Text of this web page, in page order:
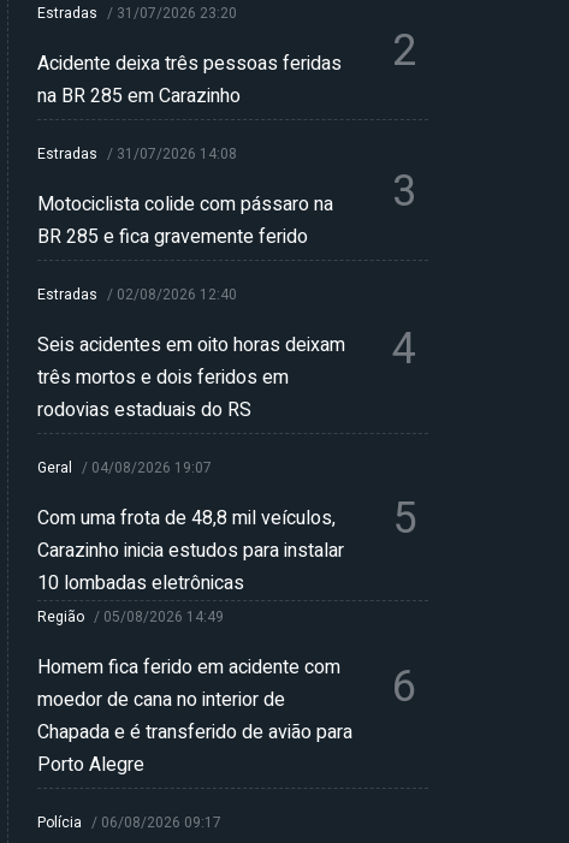
Estradas / 31/07/2026 23:20
Acidente deixa três pessoas feridas
na BR 285 em Carazinho
2
Estradas / 31/07/2026 14:08
Motociclista colide com pássaro na
BR 285 e fica gravemente ferido
3
Estradas / 02/08/2026 12:40
Seis acidentes em oito horas deixam
três mortos e dois feridos em
rodovias estaduais do RS
4
Geral / 04/08/2026 19:07
Com uma frota de 48,8 mil veículos,
Carazinho inicia estudos para instalar
10 lombadas eletrônicas
5
Região / 05/08/2026 14:49
Homem fica ferido em acidente com
moedor de cana no interior de
Chapada e é transferido de avião para
Porto Alegre
6
Polícia / 06/08/2026 09:17